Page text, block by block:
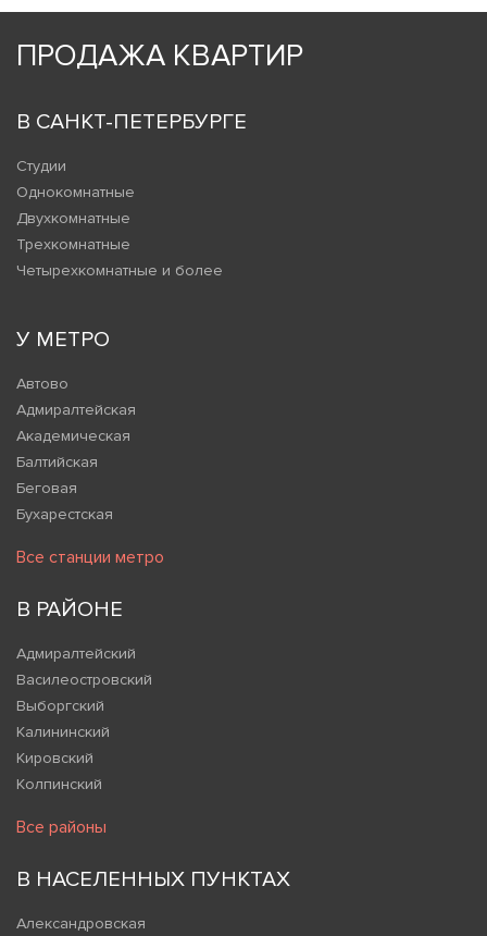
ПРОДАЖА КВАРТИР
В САНКТ-ПЕТЕРБУРГЕ
Студии
Однокомнатные
Двухкомнатные
Трехкомнатные
Четырехкомнатные и более
У МЕТРО
Автово
Адмиралтейская
Академическая
Балтийская
Беговая
Бухарестская
Все станции метро
В РАЙОНЕ
Адмиралтейский
Василеостровский
Выборгский
Калининский
Кировский
Колпинский
Все районы
В НАСЕЛЕННЫХ ПУНКТАХ
Александровская